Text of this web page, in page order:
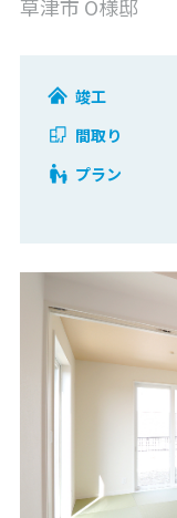
草津市 O様邸
竣工
間取り
プラン